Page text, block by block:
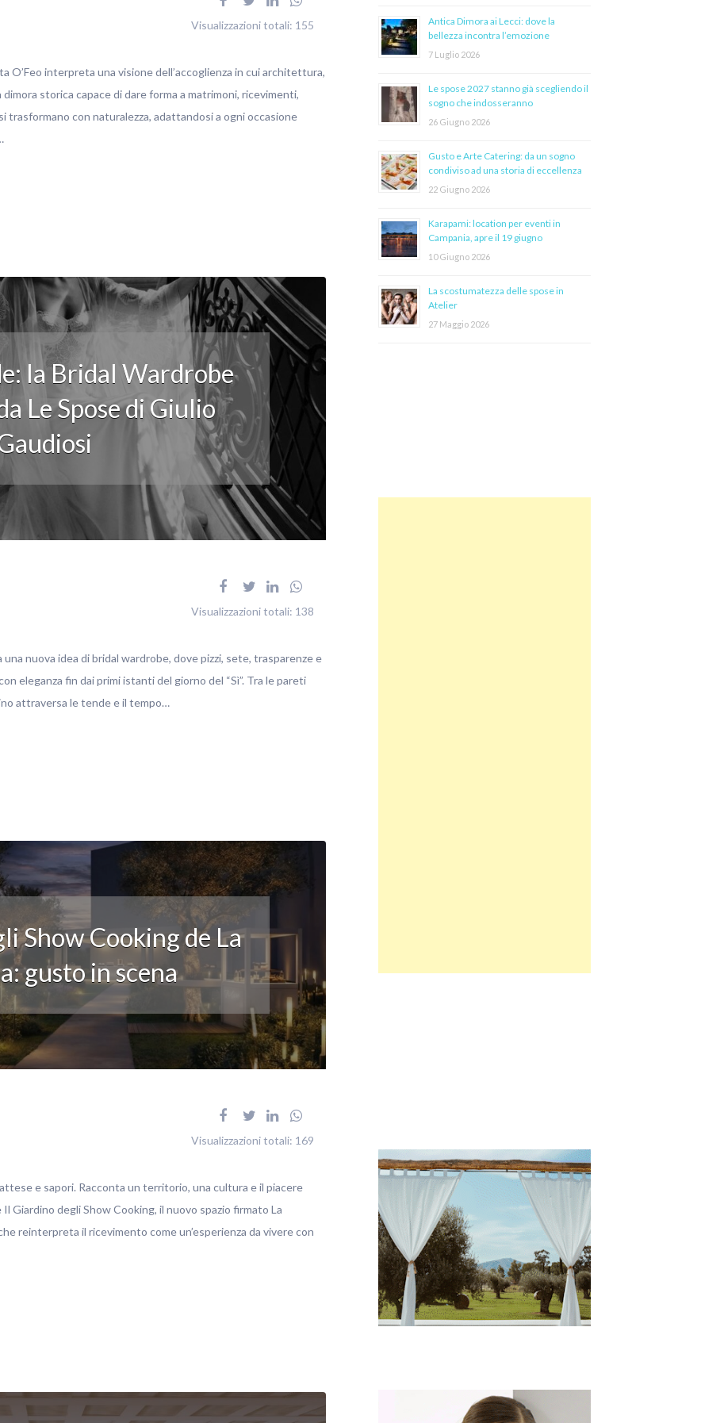
Visualizzazioni totali: 155
O’Feo interpreta una visione dell’accoglienza in cui architettura,
storica capace di dare forma a matrimoni, ricevimenti,
con naturalezza, adattandosi a ogni occasione
la Bridal Wardrobe
Le Spose di Giulio
Visualizzazioni totali: 138
nuova idea di bridal wardrobe, dove pizzi, sete, trasparenze e
eleganza fin dai primi istanti del giorno del “Sì”. Tra le pareti
attraversa le tende e il tempo…
Show Cooking de La
gusto in scena
Visualizzazioni totali: 169
e sapori. Racconta un territorio, una cultura e il piacere
Giardino degli Show Cooking, il nuovo spazio firmato La
reinterpreta il ricevimento come un’esperienza da vivere con
Antica Dimora ai Lecci: dove la
bellezza incontra l’emozione
7 Luglio 2026
Le spose 2027 stanno già scegliendo il
sogno che indosseranno
26 Giugno 2026
Gusto e Arte Catering: da un sogno
condiviso ad una storia di eccellenza
22 Giugno 2026
Karapami: location per eventi in
Campania, apre il 19 giugno
10 Giugno 2026
La scostumatezza delle spose in
Atelier
27 Maggio 2026